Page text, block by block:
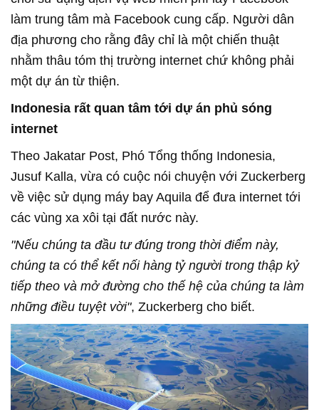
làm trung tâm mà Facebook cung cấp. Người dân
địa phương cho rằng đây chỉ là một chiến thuật
nhằm thâu tóm thị trường internet chứ không phải
một dự án từ thiện.
Indonesia rất quan tâm tới dự án phủ sóng
internet
Theo Jakatar Post, Phó Tổng thống Indonesia,
Jusuf Kalla, vừa có cuộc nói chuyện với Zuckerberg
về việc sử dụng máy bay Aquila để đưa internet tới
các vùng xa xôi tại đất nước này.
"Nếu chúng ta đầu tư đúng trong thời điểm này,
chúng ta có thể kết nối hàng tỷ người trong thập kỷ
tiếp theo và mở đường cho thế hệ của chúng ta làm
những điều tuyệt vời", Zuckerberg cho biết.